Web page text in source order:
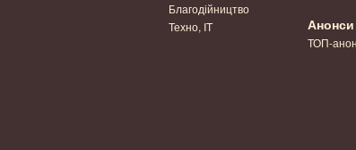
Благодійництво
Техно, IT
Анонси
ТОП-